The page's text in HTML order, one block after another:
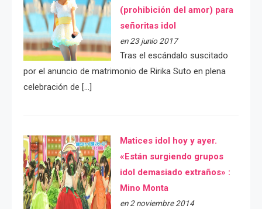
(prohibición del amor) para
señoritas idol
en 23 junio 2017
Tras el escándalo suscitado
por el anuncio de matrimonio de Ririka Suto en plena
celebración de […]
Matices idol hoy y ayer.
«Están surgiendo grupos
idol demasiado extraños» :
Mino Monta
en 2 noviembre 2014